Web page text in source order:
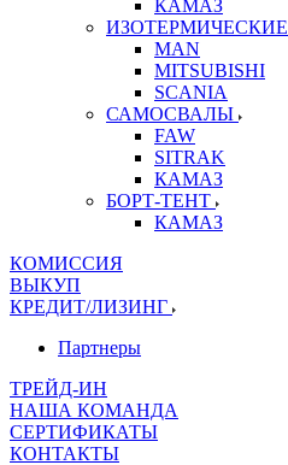
КАМАЗ
ИЗОТЕРМИЧЕСКИЕ
MAN
MITSUBISHI
SCANIA
САМОСВАЛЫ
FAW
SITRAK
КАМАЗ
БОРТ-ТЕНТ
КАМАЗ
КОМИССИЯ
ВЫКУП
КРЕДИТ/ЛИЗИНГ
Партнеры
ТРЕЙД-ИН
НАША КОМАНДА
СЕРТИФИКАТЫ
КОНТАКТЫ